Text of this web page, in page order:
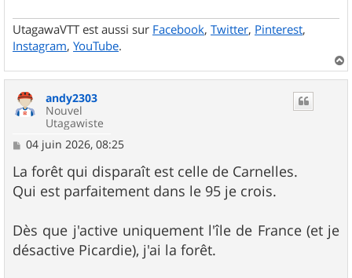
UtagawaVTT est aussi sur Facebook, Twitter, Pinterest,
Instagram, YouTube.
a
andy2303
Nouvel
Utagawiste
M
s
s
a
04 juin 2026, 08:25
La forêt qui disparaît est celle de Carnelles.
Qui est parfaitement dans le 95 je crois.
Dès que j'active uniquement l'île de France (et je
désactive Picardie), j'ai la forêt.